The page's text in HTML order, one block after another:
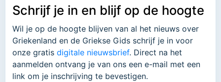
Schrijf je in en blijf op de hoogte
Wil je op de hoogte blijven van al het nieuws over
Griekenland en de Griekse Gids schrijf je in voor
onze gratis digitale nieuwsbrief. Direct na het
aanmelden ontvang je van ons een e-mail met een
link om je inschrijving te bevestigen.